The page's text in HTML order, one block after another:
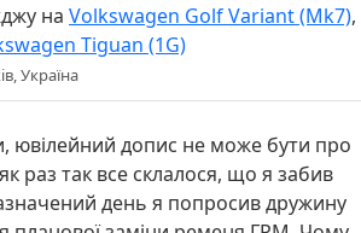
на Volkswagen Golf Variant (Mk7),
Tiguan (1G)
Україна
ювілейний допис не може бути про
раз так все склалося, що я забив
день я попросив дружину